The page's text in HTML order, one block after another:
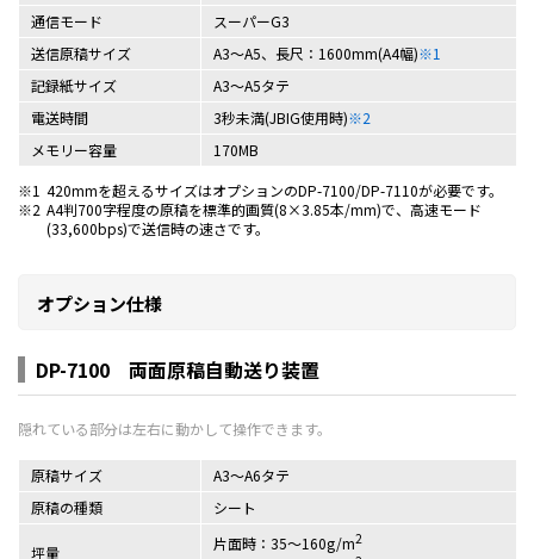
通信モード
スーパーG3
送信原稿サイズ
A3～A5、長尺：1600mm(A4幅)※1
記録紙サイズ
A3～A5タテ
電送時間
3秒未満(JBIG使用時)※2
メモリー容量
170MB
※1 420mmを超えるサイズはオプションのDP-7100/DP-7110が必要です。
※2 A4判700字程度の原稿を標準的画質(8×3.85本/mm)で、高速モード
(33,600bps)で送信時の速さです。
オプション仕様
DP-7100 両面原稿自動送り装置
原稿サイズ
A3～A6タテ
原稿の種類
シート
坪量 片面時：35～160g/m2